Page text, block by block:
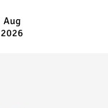
Aug
2026